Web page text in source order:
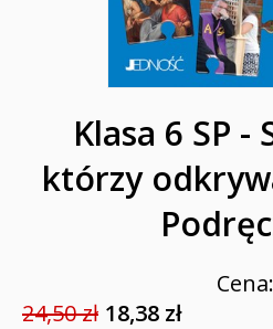
Klasa 6 SP -
którzy
Cena:
24,50 zł 18,38 zł